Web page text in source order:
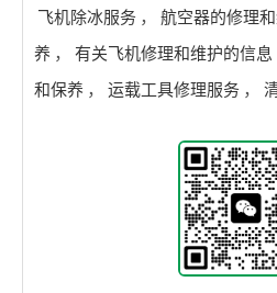
飞机除冰服务 ， 航空器的修理
养 ， 有关飞机修理和维护的信息
和保养 ， 运载工具修理服务 ，